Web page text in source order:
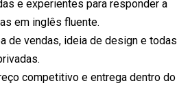
e experientes para responder a
em inglês fluente.
de vendas, ideia de design e todas
competitivo e entrega dentro do